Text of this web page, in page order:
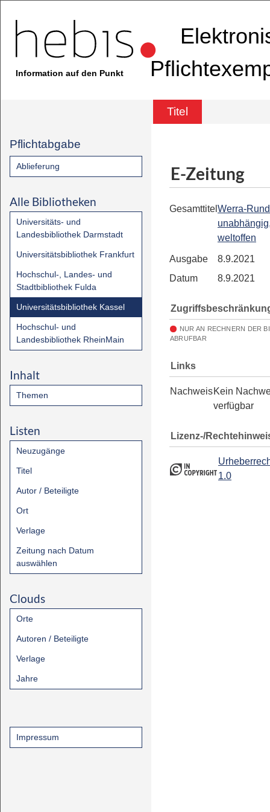
Information auf den Punkt
Titel
Pflichtabgabe
Ablieferung
Alle Bibliotheken
Universitäts- und
Landesbibliothek Darmstadt
Universitätsbibliothek Frankfurt
Hochschul-, Landes- und
Stadtbibliothek Fulda
Universitätsbibliothek Kassel
Hochschul- und
Landesbibliothek RheinMain
Inhalt
Themen
Listen
Neuzugänge
Titel
Autor / Beteiligte
Ort
Verlage
Zeitung nach Datum
auswählen
Clouds
Orte
Autoren / Beteiligte
Verlage
Jahre
Impressum
E-Zeitung
Gesamttitel Werra-
weltoffen
Ausgabe
8.9.2021
Datum
8.9.2021
NUR AN RECHNERN DER
ABRUFBAR
Links
NachweisKein
verfügbar
Lizenz-/
1.0